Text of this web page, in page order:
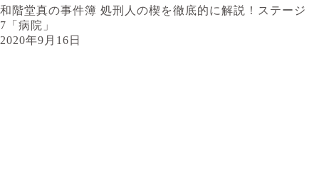
和階堂真の事件簿 処刑人の楔を徹底的に解説！ステージ
7「病院」
2020年9月16日